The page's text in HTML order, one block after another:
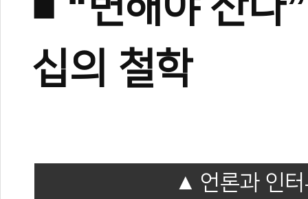
십의 철학
언론과 인